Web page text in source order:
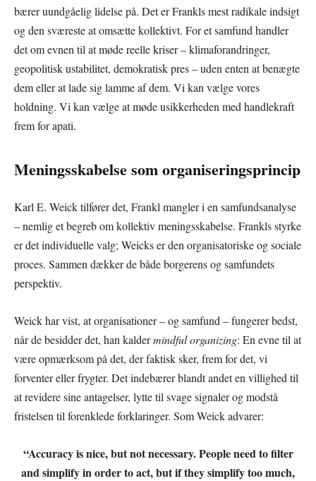
bærer uundgåelig lidelse på. Det er Frankls mest radikale indsigt
og den sværeste at omsætte kollektivt. For et samfund handler
det om evnen til at møde reelle kriser – klimaforandringer,
geopolitisk ustabilitet, demokratisk pres – uden enten at benægte
dem eller at lade sig lamme af dem. Vi kan vælge vores
holdning. Vi kan vælge at møde usikkerheden med handlekraft
frem for apati.
Meningsskabelse som organiseringsprincip
Karl E. Weick tilfører det, Frankl mangler i en samfundsanalyse
– nemlig et begreb om kollektiv meningsskabelse. Frankls styrke
er det individuelle valg; Weicks er den organisatoriske og sociale
proces. Sammen dækker de både borgerens og samfundets
perspektiv.
Weick har vist, at organisationer – og samfund – fungerer bedst,
når de besidder det, han kaldermindful organizing: En evne til at
være opmærksom på det, der faktisk sker, frem for det, vi
forventer eller frygter. Det indebærer blandt andet en villighed til
at revidere sine antagelser, lytte til svage signaler og modstå
fristelsen til forenklede forklaringer. Som Weick advarer:
“Accuracy is nice, but not necessary. People need to filter
and simplify in order to act,but if they simplify too much,